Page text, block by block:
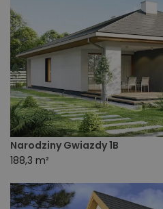
Narodziny Gwiazdy 1B
188,3 m²